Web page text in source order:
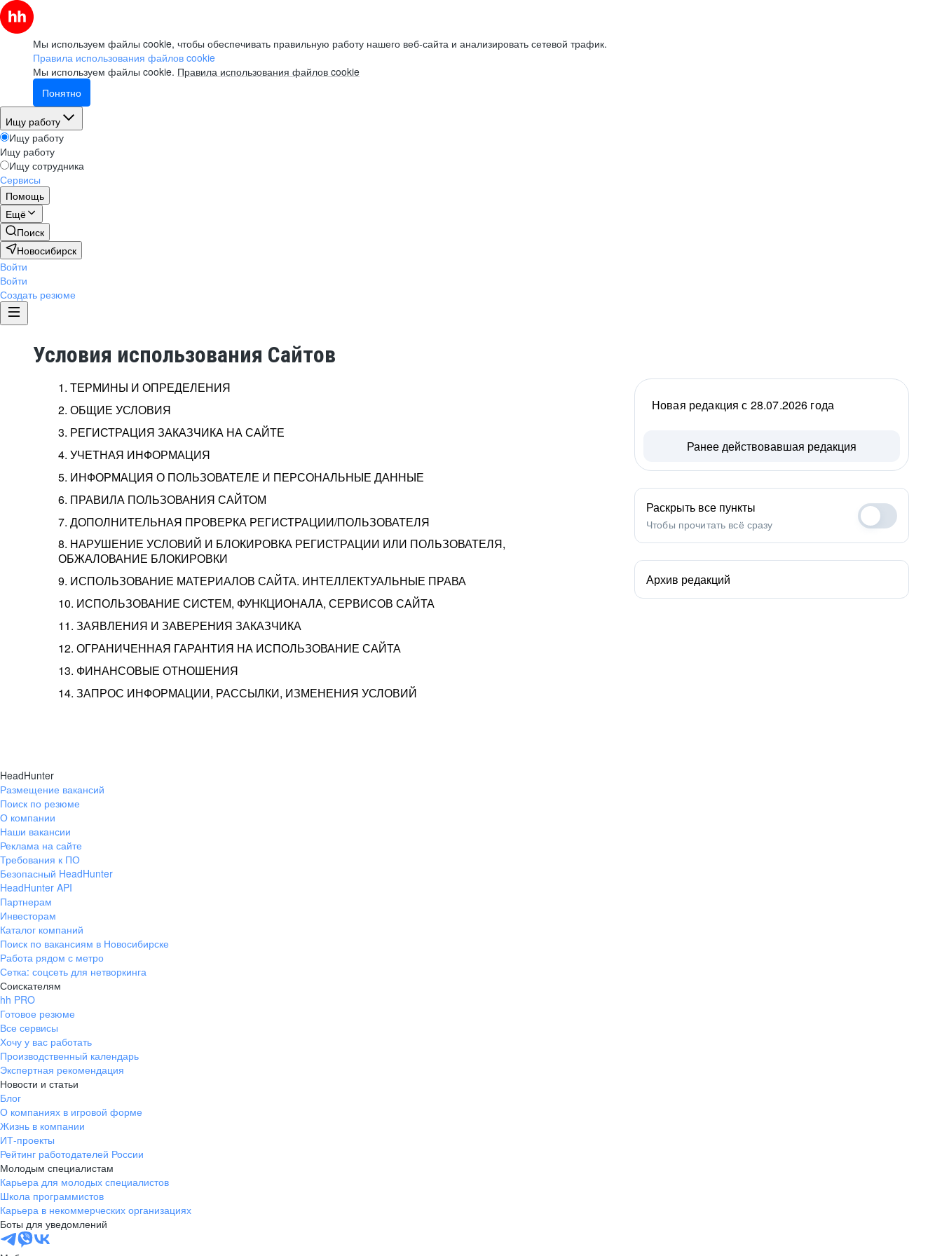
Мы используем файлы cookie, чтобы обеспечивать правильную работу нашего веб-сайта и анализировать сетевой трафик.
Правила использования файлов cookie
Мы используем файлы cookie. Правила использования файлов cookie
Понятно
Ищу работу
Ищу работу
Ищу работу
Ищу сотрудника
Сервисы
Помощь
Ещё
Поиск
Новосибирск
Войти
Войти
Создать резюме
Условия использования Сайтов
1. ТЕРМИНЫ И ОПРЕДЕЛЕНИЯ
2. ОБЩИЕ УСЛОВИЯ
3. РЕГИСТРАЦИЯ ЗАКАЗЧИКА НА САЙТЕ
4. УЧЕТНАЯ ИНФОРМАЦИЯ
5. ИНФОРМАЦИЯ О ПОЛЬЗОВАТЕЛЕ И ПЕРСОНАЛЬНЫЕ ДАННЫЕ
6. ПРАВИЛА ПОЛЬЗОВАНИЯ САЙТОМ
7. ДОПОЛНИТЕЛЬНАЯ ПРОВЕРКА РЕГИСТРАЦИИ/ПОЛЬЗОВАТЕЛЯ
8. НАРУШЕНИЕ УСЛОВИЙ И БЛОКИРОВКА РЕГИСТРАЦИИ ИЛИ ПОЛЬЗОВАТЕЛЯ,
ОБЖАЛОВАНИЕ БЛОКИРОВКИ
9. ИСПОЛЬЗОВАНИЕ МАТЕРИАЛОВ САЙТА. ИНТЕЛЛЕКТУАЛЬНЫЕ ПРАВА
10. ИСПОЛЬЗОВАНИЕ СИСТЕМ, ФУНКЦИОНАЛА, СЕРВИСОВ САЙТА
11. ЗАЯВЛЕНИЯ И ЗАВЕРЕНИЯ ЗАКАЗЧИКА
12. ОГРАНИЧЕННАЯ ГАРАНТИЯ НА ИСПОЛЬЗОВАНИЕ САЙТА
13. ФИНАНСОВЫЕ ОТНОШЕНИЯ
14. ЗАПРОС ИНФОРМАЦИИ, РАССЫЛКИ, ИЗМЕНЕНИЯ УСЛОВИЙ
Новая редакция с 28.07.2026 года
Ранее действовавшая редакция
Раскрыть все пункты
Чтобы прочитать всё сразу
Архив редакций
HeadHunter
Размещение вакансий
Поиск по резюме
О компании
Наши вакансии
Реклама на сайте
Требования к ПО
Безопасный HeadHunter
HeadHunter API
Партнерам
Инвесторам
Каталог компаний
Поиск по вакансиям в Новосибирске
Работа рядом с метро
Сетка: соцсеть для нетворкинга
Соискателям
hh PRO
Готовое резюме
Все сервисы
Хочу у вас работать
Производственный календарь
Экспертная рекомендация
Новости и статьи
Блог
О компаниях в игровой форме
Жизнь в компании
ИТ-проекты
Рейтинг работодателей России
Молодым специалистам
Карьера для молодых специалистов
Школа программистов
Карьера в некоммерческих организациях
Боты для уведомлений